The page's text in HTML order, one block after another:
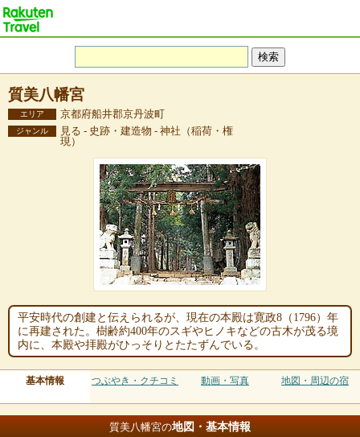
質美八幡宮
エリア 京都府船井郡京丹波町
ジャンル
見る - 史跡・建造物 - 神社（稲荷・権
現）
平安時代の創建と伝えられるが、現在の本殿は寛政8（1796）年
に再建された。樹齢約400年のスギやヒノキなどの古木が茂る境
内に、本殿や拝殿がひっそりとたたずんでいる。
基本情報 つぶやき・クチコミ 動画・写真 地図・周辺の宿
質美八幡宮の地図・基本情報